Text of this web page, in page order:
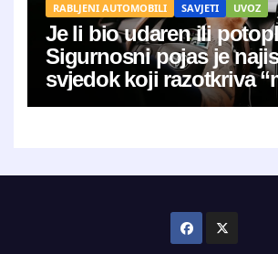
RABLJENI AUTOMOBILI SAVJETI UVOZ
Je li bio udaren ili
Sigurnosni pojas je
svjedok koji razotkriva
vreći”